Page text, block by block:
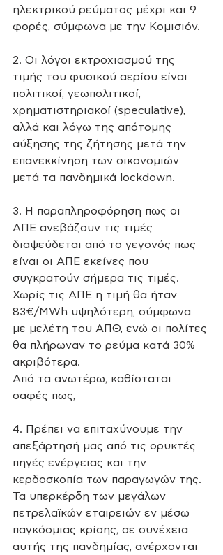
ηλεκτρικού ρεύματος μέχρι και 9
φορές, σύμφωνα με την Κομισιόν.
2. Οι λόγοι εκτροχιασμού της
τιμής του φυσικού αερίου είναι
πολιτικοί, γεωπολιτικοί,
χρηματιστηριακοί (speculative),
αλλά και λόγω της απότομης
αύξησης της ζήτησης μετά την
επανεκκίνηση των οικονομιών
μετά τα πανδημικά lockdown.
3. Η παραπληροφόρηση πως οι
ΑΠΕ ανεβάζουν τις τιμές
διαψεύδεται από το γεγονός πως
είναι οι ΑΠΕ εκείνες που
συγκρατούν σήμερα τις τιμές.
Χωρίς τις ΑΠΕ η τιμή θα ήταν
83€/MWh υψηλότερη, σύμφωνα
με μελέτη του ΑΠΘ, ενώ οι πολίτες
θα πλήρωναν το ρεύμα κατά 30%
ακριβότερα.
Από τα ανωτέρω, καθίσταται
σαφές πως,
4. Πρέπει να επιταχύνουμε την
απεξάρτησή μας από τις ορυκτές
πηγές ενέργειας και την
κερδοσκοπία των παραγωγών της.
Τα υπερκέρδη των μεγάλων
πετρελαϊκών εταιρειών εν μέσω
παγκόσμιας κρίσης, σε συνέχεια
αυτής της πανδημίας, ανέρχονται